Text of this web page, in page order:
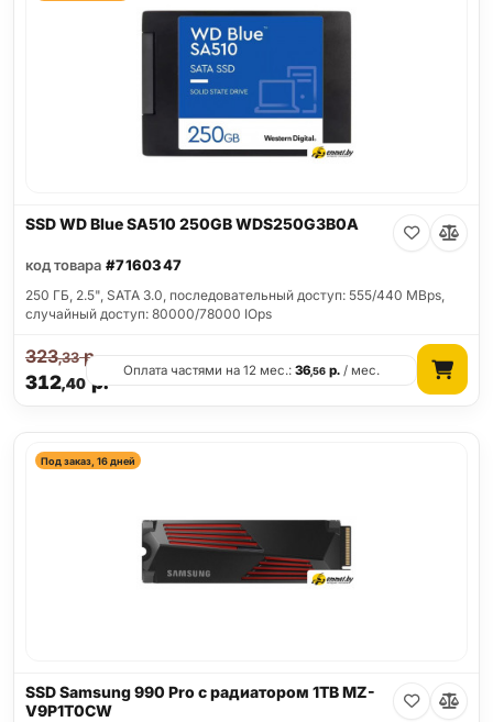
SSD WD Blue SA510 250GB WDS250G3B0A
код товара #7160347
250 ГБ, 2.5", SATA 3.0, последовательный доступ: 555/440 MBps,
случайный доступ: 80000/78000 IOps
312,40р.
323,33р.
Оплата частями на 12 мес.:36,56 р. / мес.
Под заказ, 16 дней
SSD Samsung 990 Pro с радиатором 1TB MZ-
V9P1T0CW